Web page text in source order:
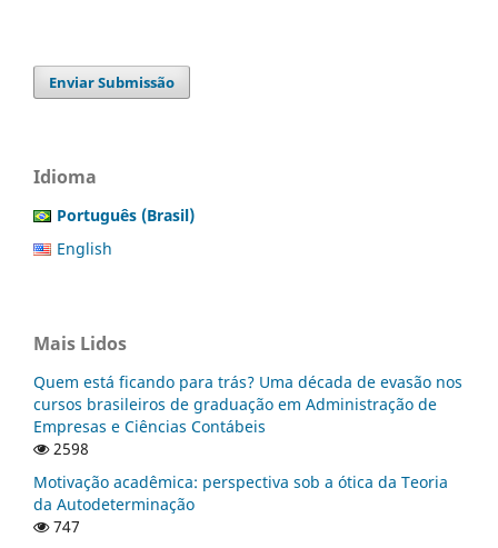
Enviar Submissão
Idioma
Português (Brasil)
English
Mais Lidos
Quem está ficando para trás? Uma década de evasão nos
cursos brasileiros de graduação em Administração de
Empresas e Ciências Contábeis
2598
Motivação acadêmica: perspectiva sob a ótica da Teoria
da Autodeterminação
747